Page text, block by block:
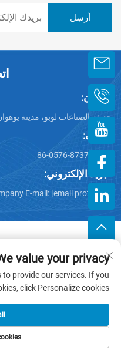
العنوان:
حديقة الصناعات لوبو، مدينة
الهاتف:
البريد الإلكتروني:
E-mail: [email protected]
حقوق النشر © 2025 من قبل زهيجيانغ هينغجيانغ بلاستيك كو., لتد. -
سياسة الخصوصية
value your privacy
provide our services. If you
click Personalize cookies.